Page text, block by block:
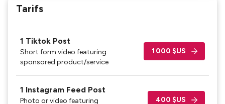
Tarifs
1 Tiktok Post
Short form video featuring
sponsored product/service
1 000 $US
1 Instagram Feed Post
Photo or video featuring
400 $US